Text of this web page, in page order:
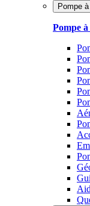
Pompe
Pompe